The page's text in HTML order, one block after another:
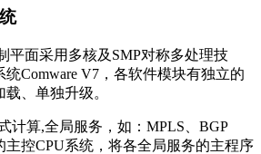
平面采用多核及SMP对称多处理技
Comware V7，各软件模块有独立的
、单独升级。
计算,全局服务，如：MPLS、BGP
控CPU系统，将各全局服务的主程序